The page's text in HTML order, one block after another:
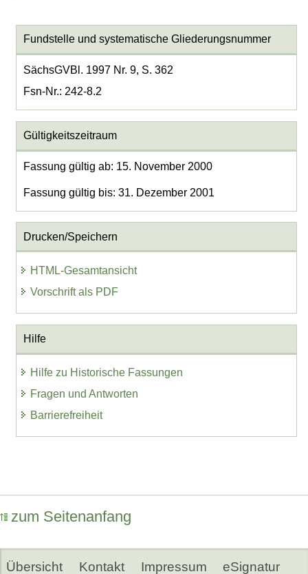
Fundstelle und systematische Gliederungsnummer
SächsGVBl. 1997 Nr. 9, S. 362
Fsn-Nr.: 242-8.2
Gültigkeitszeitraum
Fassung gültig ab: 15. November 2000
Fassung gültig bis: 31. Dezember 2001
Drucken/Speichern
HTML-Gesamtansicht
Vorschrift als PDF
Hilfe
Hilfe zu Historische Fassungen
Fragen und Antworten
Barrierefreiheit
zum Seitenanfang
Übersicht Kontakt Impressum eSignatur